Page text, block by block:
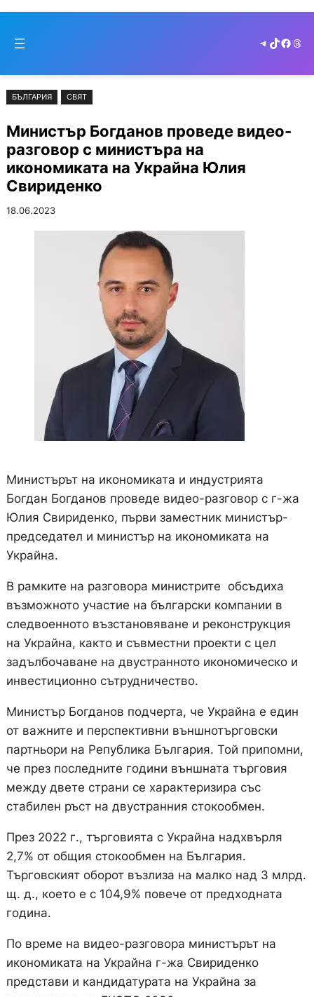
съдържанието
to
Telegram
TikTok
БЪЛГАРИЯ СВЯТ
Министър Богданов проведе видео-
разговор с министъра на
икономиката на Украйна Юлия
Свириденко
18.06.2023
Министърът на икономиката и индустрията
Богдан Богданов проведе видео-разговор с г-жа
Юлия Свириденко, първи заместник министър-
председател и министър на икономиката на
Украйна.
В рамките на разговора министрите обсъдиха
възможното участие на български компании в
следвоенното възстановяване и реконструкция
на Украйна, както и съвместни проекти с цел
задълбочаване на двустранното икономическо и
инвестиционно сътрудничество.
Министър Богданов подчерта, че Украйна е един
от важните и перспективни външнотърговски
партньори на Република България. Той припомни,
че през последните години външната търговия
между двете страни се характеризира със
стабилен ръст на двустранния стокообмен.
През 2022 г., търговията с Украйна надхвърля
2,7% от общия стокообмен на България.
Търговският оборот възлиза на малко над 3 млрд.
щ. д., което е с 104,9% повече от предходната
година.
По време на видео-разговора министърът на
икономиката на Украйна г-жа Свириденко
представи и кандидатурата на Украйна за